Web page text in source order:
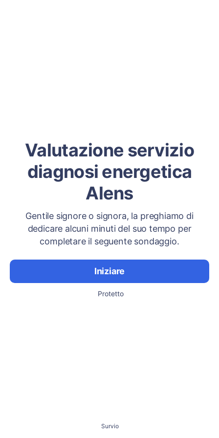
Valutazione servizio
diagnosi energetica
Alens
Gentile signore o signora, la preghiamo di
dedicare alcuni minuti del suo tempo per
completare il seguente sondaggio.
Iniziare
Protetto
Survio